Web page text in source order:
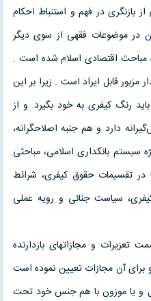
بازنگری در فهم و استنباط احکام
در موضوعات فقهی از سوی دیگر
مباحث اقتصادی اسلام شده است .
مزبور قابل ایراد است . زیرا بر این
رنگ کیفری به خود بگیرد. و از
دارد و هم جنبه اصلاحگرانه،
سیستم بانکداری اسلامی، مباحثی
در تقسیمات حقوق کیفری، شرائط
سیاست جنائی و رویه عملی
تعزیرات و مجازاتهای بازدارنده
دانسته و برای آن مجازات تعیین نموده است
و یا موزون با هم جنس خود تحت